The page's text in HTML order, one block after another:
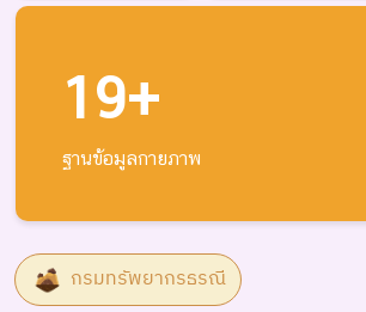
19+
ฐานข้อมูลกายภาพ
กรมทรัพยากรธรณี